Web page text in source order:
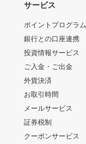
サービス
ポイントプログラム
銀行との口座連携
投資情報サービス
ご入金・ご出金
外貨決済
お取引時間
メールサービス
証券税制
クーポンサービス